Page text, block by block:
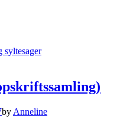
syltesager
by Anneline